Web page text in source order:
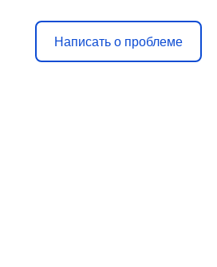
Написать о проблеме